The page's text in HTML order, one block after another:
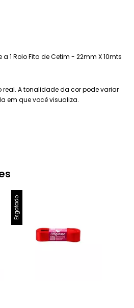
1 Rolo Fita de Cetim - 22mm X 10mts
A tonalidade da cor pode variar
em que você visualiza.
Esgotado